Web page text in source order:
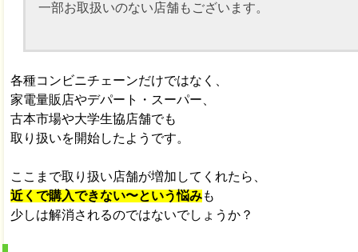
一部お取扱いのない店舗もございます。
各種コンビニチェーンだけではなく、
家電量販店やデパート・スーパー、
古本市場や大学生協店舗でも
取り扱いを開始したようです。
ここまで取り扱い店舗が増加してくれたら、
近くで購入できない〜という悩みも
少しは解消されるのではないでしょうか？